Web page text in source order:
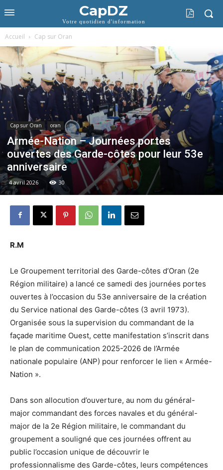
CapDZ
Votre quotidien d'information
Accueil Cap sur Oran
Cap sur Oran oran
Armée-Nation – Journées portes
ouvertes des Garde-côtes pour leur 53e
anniversaire
4 avril 2026 30
R.M
Le Groupement territorial des Garde-côtes d’Oran (2e
Région militaire) a lancé ce samedi des journées portes
ouvertes à l’occasion du 53e anniversaire de la création
du Service national des Garde-côtes (3 avril 1973).
Organisée sous la supervision du commandant de la
façade maritime Ouest, cette manifestation s’inscrit dans
le plan de communication 2025-2026 de l’Armée
nationale populaire (ANP) pour renforcer le lien « Armée-
Nation ».
Dans son allocution d’ouverture, au nom du général-
major commandant des forces navales et du général-
major de la 2e Région militaire, le commandant du
groupement a souligné que ces journées offrent au
public l’occasion unique de découvrir le
professionnalisme des Garde-côtes, leurs compétences